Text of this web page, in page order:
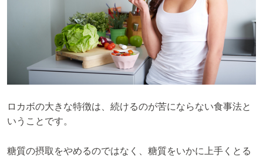
ロカボの大きな特徴は、続けるのが苦にならない食事法と
いうことです。
糖質の摂取をやめるのではなく、糖質をいかに上手くとる